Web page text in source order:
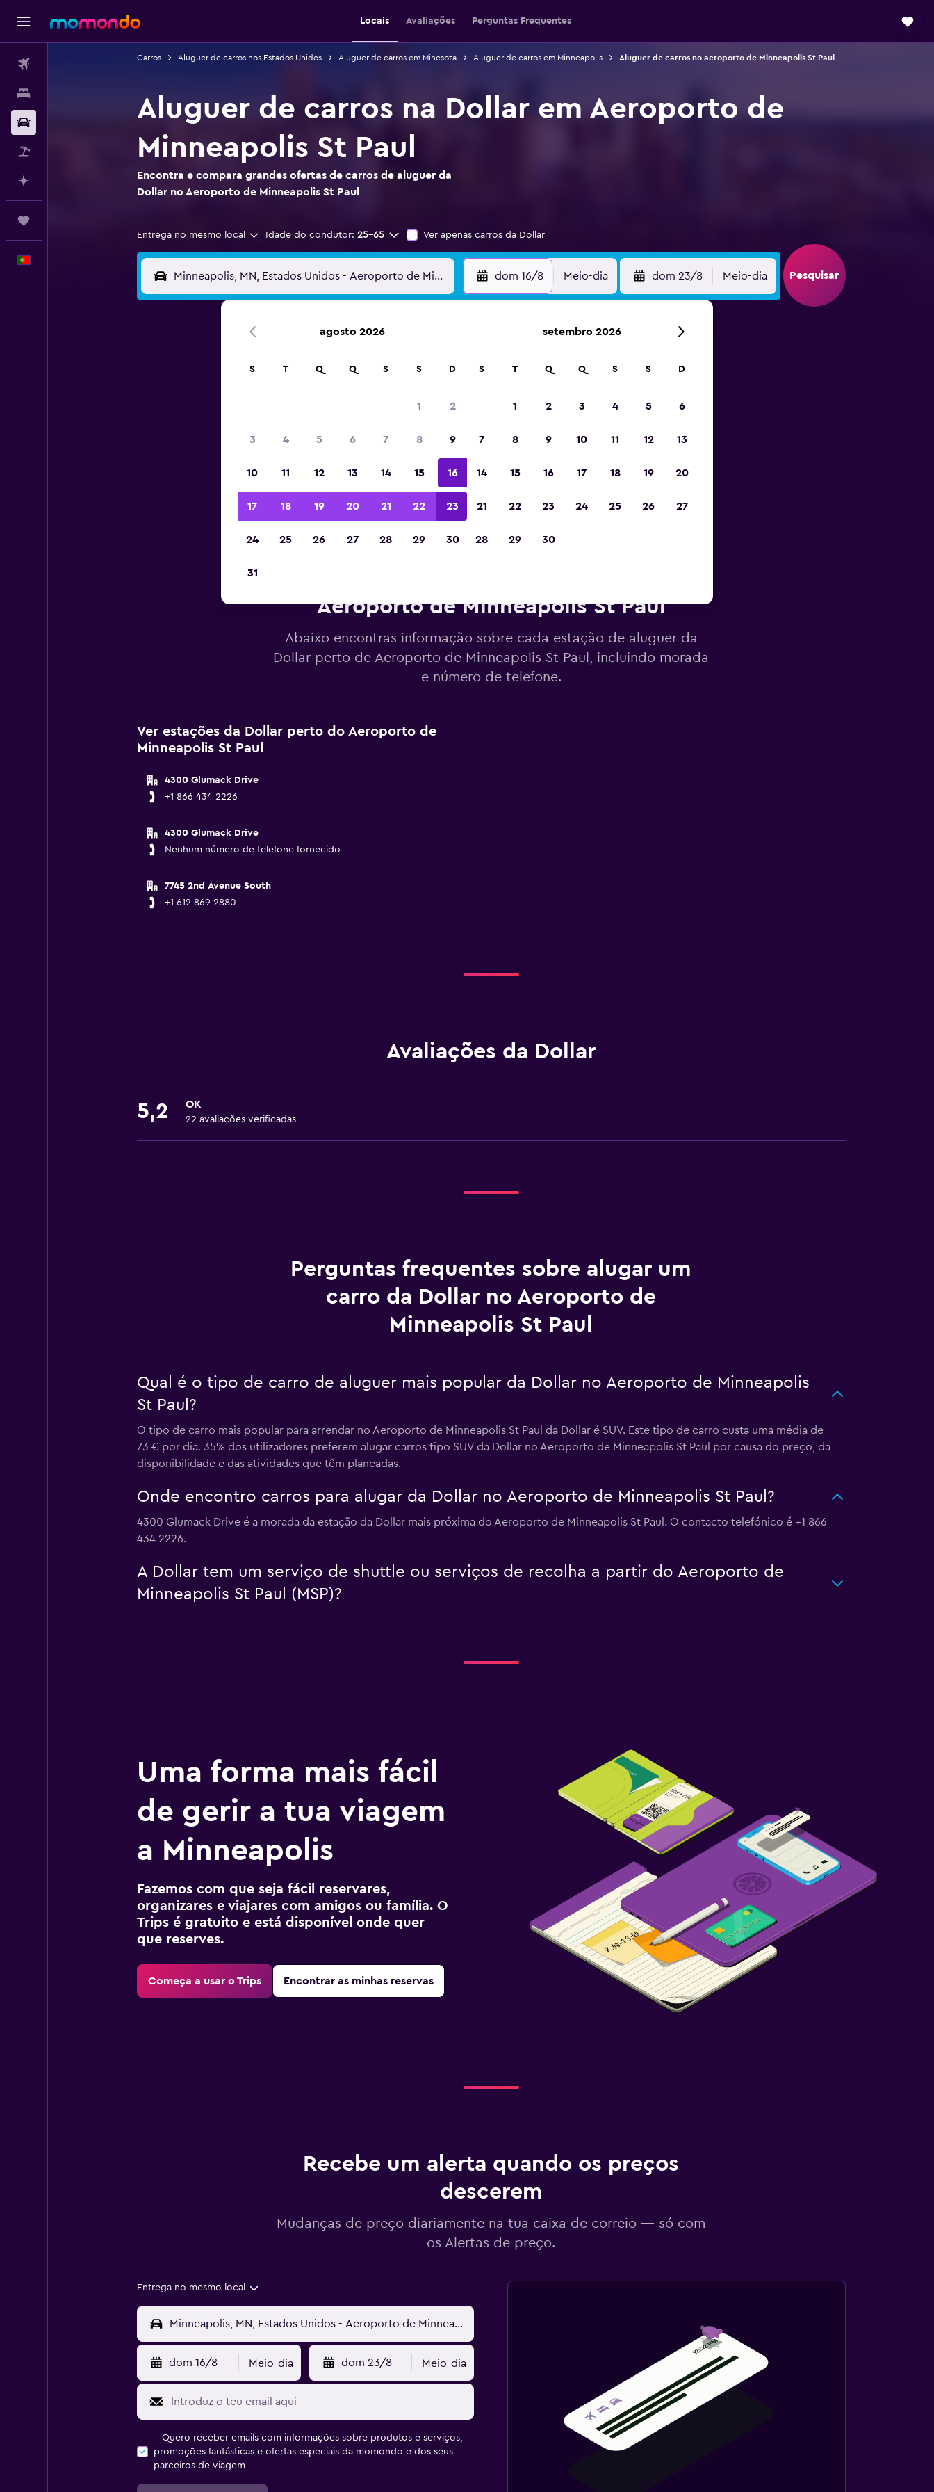
Locais Avaliações Perguntas Frequentes
Carros Aluguer de carros nos Estados Unidos Aluguer de carros em Minesota Aluguer de carros em Minneapolis Aluguer de carros no aeroporto de Minneapolis St Paul
Aluguer de carros na Dollar em Aeroporto de
Minneapolis St Paul
Encontra e compara grandes ofertas de carros de aluguer da
Dollar no Aeroporto de Minneapolis St Paul
Entrega no mesmo local Idade do condutor: 25-65 Ver apenas carros da Dollar
dom 16/8 Meio-dia dom 23/8 Meio-dia Pesquisar
de 2023
Aeroporto de Minneapolis St Paul
Abaixo encontras informação sobre cada estação de aluguer da
Dollar perto de Aeroporto de Minneapolis St Paul, incluindo morada
e número de telefone.
Ver estações da Dollar perto do Aeroporto de
Minneapolis St Paul
4300 Glumack Drive
+1 866 434 2226
4300 Glumack Drive
Nenhum número de telefone fornecido
7745 2nd Avenue South
+1 612 869 2880
Avaliações da Dollar
5,2 OK
22 avaliações verificadas
Perguntas frequentes sobre alugar um
carro da Dollar no Aeroporto de
Minneapolis St Paul
Qual é o tipo de carro de aluguer mais popular da Dollar no Aeroporto de Minneapolis
St Paul?
O tipo de carro mais popular para arrendar no Aeroporto de Minneapolis St Paul da Dollar é SUV. Este tipo de carro custa uma média de
73 € por dia. 35% dos utilizadores preferem alugar carros tipo SUV da Dollar no Aeroporto de Minneapolis St Paul por causa do preço, da
disponibilidade e das atividades que têm planeadas.
Onde encontro carros para alugar da Dollar no Aeroporto de Minneapolis St Paul?
4300 Glumack Drive é a morada da estação da Dollar mais próxima do Aeroporto de Minneapolis St Paul. O contacto telefónico é +1 866
434 2226.
A Dollar tem um serviço de shuttle ou serviços de recolha a partir do Aeroporto de
Minneapolis St Paul (MSP)?
Uma forma mais fácil
de gerir a tua viagem
a Minneapolis
Fazemos com que seja fácil reservares,
organizares e viajares com amigos ou família. O
Trips é gratuito e está disponível onde quer
que reserves.
Começa a usar o Trips Encontrar as minhas reservas
Recebe um alerta quando os preços
descerem
Mudanças de preço diariamente na tua caixa de correio — só com
os Alertas de preço.
Entrega no mesmo local
dom 16/8 Meio-dia dom 23/8 Meio-dia
Quero receber emails com informações sobre produtos e serviços,
promoções fantásticas e ofertas especiais da momondo e dos seus
parceiros de viagem
agosto 2026
S T Q Q S S D
1 2
3 4 5 6 7 8 9
10 11 12 13 14 15 16
17 18 19 20 21 22 23
24 25 26 27 28 29 30
31
setembro 2026
S T Q Q S S D
1 2 3 4 5 6
7 8 9 10 11 12 13
14 15 16 17 18 19 20
21 22 23 24 25 26 27
28 29 30